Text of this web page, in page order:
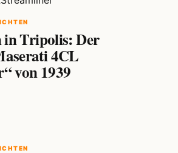
in Tripolis: Der
4CL
von 1939